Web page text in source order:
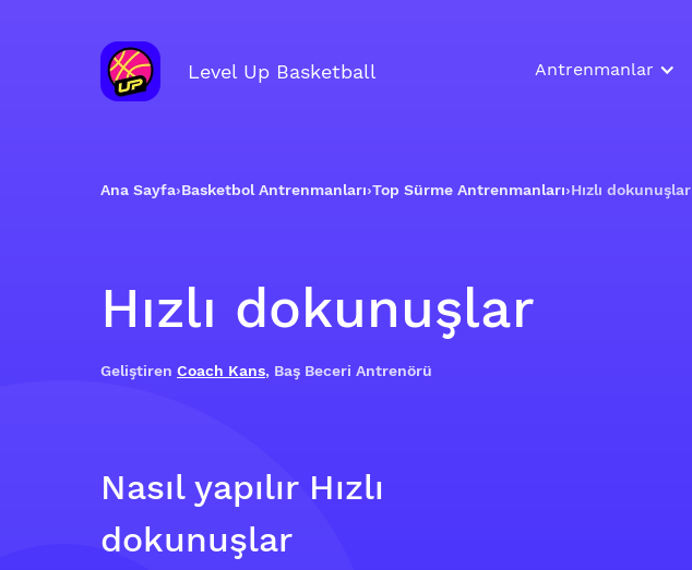
Level Up Basketball Antrenmanlar
Ana Sayfa›Basketbol Antrenmanları›Top Sürme Antrenmanları›Hızlı dokunuşlar
Hızlı dokunuşlar
Geliştiren Coach Kans, Baş Beceri Antrenörü
Nasıl yapılır Hızlı
dokunuşlar